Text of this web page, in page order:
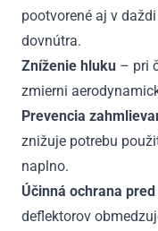
pootvorené aj v
dovnútra.
Zníženie hluku – pri
zmierni
Prevencia
znižuje potrebu
naplno.
Účinná ochrana
deflektorov